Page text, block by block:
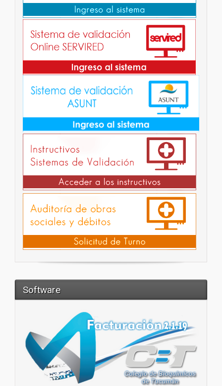
Software